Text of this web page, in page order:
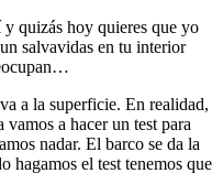
quizás hoy quieres que yo
salvavidas en tu interior
a la superficie. En realidad,
a hacer un test para
nadar. El barco se da la
hagamos el test tenemos que